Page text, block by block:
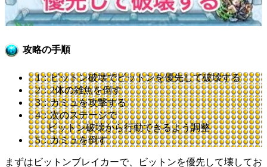
攻略の手順
1：ビットン破壊でビットンを優先して破壊する
2：2体の雑魚を倒す
3：カミュを攻撃する
4：次のステージで
ビットン破壊から行動できるよう調整
5：カミュを倒す
まずはビットンブレイカーで、ビットンを優先して壊してお